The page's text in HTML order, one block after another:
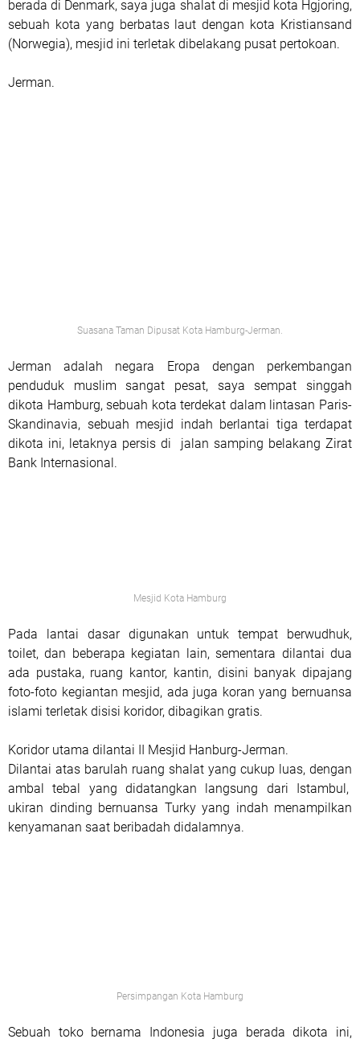
berada di Denmark, saya juga shalat di mesjid kota Hgjoring,
sebuah kota yang berbatas laut dengan kota Kristiansand
(Norwegia), mesjid ini terletak dibelakang pusat pertokoan.
Jerman.
Suasana Taman Dipusat Kota Hamburg-Jerman.
Jerman adalah negara Eropa dengan perkembangan
penduduk muslim sangat pesat, saya sempat singgah
dikota Hamburg, sebuah kota terdekat dalam lintasan Paris-
Skandinavia, sebuah mesjid indah berlantai tiga terdapat
dikota ini, letaknya persis di jalan samping belakang Zirat
Bank Internasional.
Mesjid Kota Hamburg
Pada lantai dasar digunakan untuk tempat berwudhuk,
toilet, dan beberapa kegiatan lain, sementara dilantai dua
ada pustaka, ruang kantor, kantin, disini banyak dipajang
foto-foto kegiantan mesjid, ada juga koran yang bernuansa
islami terletak disisi koridor, dibagikan gratis.
Koridor utama dilantai II Mesjid Hanburg-Jerman.
Dilantai atas barulah ruang shalat yang cukup luas, dengan
ambal tebal yang didatangkan langsung dari Istambul,
ukiran dinding bernuansa Turky yang indah menampilkan
kenyamanan saat beribadah didalamnya.
Persimpangan Kota Hamburg
Sebuah toko bernama Indonesia juga berada dikota ini,